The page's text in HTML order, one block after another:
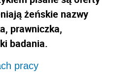
żeńskie nazwy
prawniczka,
badania.
pracy